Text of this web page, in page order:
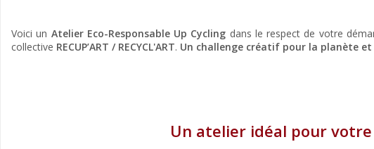
Voici un Atelier Eco-Responsable Up Cycling dans le respect de votre
collective RECUP’ART / RECYCL'ART. Un challenge créatif pour la planète et
Un atelier idéal pour